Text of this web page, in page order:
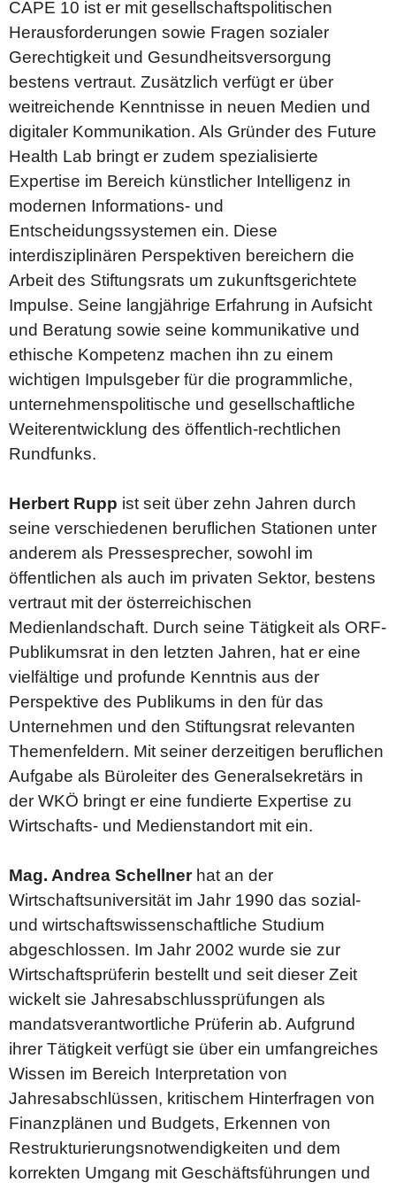
CAPE 10 ist er mit gesellschaftspolitischen
Herausforderungen sowie Fragen sozialer
Gerechtigkeit und Gesundheitsversorgung
bestens vertraut. Zusätzlich verfügt er über
weitreichende Kenntnisse in neuen Medien und
digitaler Kommunikation. Als Gründer des Future
Health Lab bringt er zudem spezialisierte
Expertise im Bereich künstlicher Intelligenz in
modernen Informations- und
Entscheidungssystemen ein. Diese
interdisziplinären Perspektiven bereichern die
Arbeit des Stiftungsrats um zukunftsgerichtete
Impulse. Seine langjährige Erfahrung in Aufsicht
und Beratung sowie seine kommunikative und
ethische Kompetenz machen ihn zu einem
wichtigen Impulsgeber für die programmliche,
unternehmenspolitische und gesellschaftliche
Weiterentwicklung des öffentlich-rechtlichen
Rundfunks.
Herbert Rupp ist seit über zehn Jahren durch
seine verschiedenen beruflichen Stationen unter
anderem als Pressesprecher, sowohl im
öffentlichen als auch im privaten Sektor, bestens
vertraut mit der österreichischen
Medienlandschaft. Durch seine Tätigkeit als ORF-
Publikumsrat in den letzten Jahren, hat er eine
vielfältige und profunde Kenntnis aus der
Perspektive des Publikums in den für das
Unternehmen und den Stiftungsrat relevanten
Themenfeldern. Mit seiner derzeitigen beruflichen
Aufgabe als Büroleiter des Generalsekretärs in
der WKÖ bringt er eine fundierte Expertise zu
Wirtschafts- und Medienstandort mit ein.
Mag. Andrea Schellnerhat an der
Wirtschaftsuniversität im Jahr 1990 das sozial-
und wirtschaftswissenschaftliche Studium
abgeschlossen. Im Jahr 2002 wurde sie zur
Wirtschaftsprüferin bestellt und seit dieser Zeit
wickelt sie Jahresabschlussprüfungen als
mandatsverantwortliche Prüferin ab. Aufgrund
ihrer Tätigkeit verfügt sie über ein umfangreiches
Wissen im Bereich Interpretation von
Jahresabschlüssen, kritischem Hinterfragen von
Finanzplänen und Budgets, Erkennen von
Restrukturierungsnotwendigkeiten und dem
korrekten Umgang mit Geschäftsführungen und